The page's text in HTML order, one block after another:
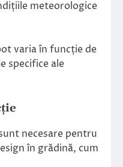
meteorologice
varia în funcție de
specifice ale
necesare pentru
în grădină, cum